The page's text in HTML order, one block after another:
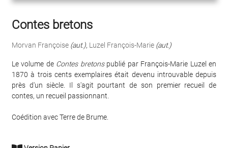
Contes bretons
Morvan Françoise (aut.), Luzel François-Marie (aut.)
Le volume de Contes bretonspublié par François-Marie Luzel en
1870 à trois cents exemplaires était devenu introuvable depuis
près d'un siècle. Il s'agit pourtant de son premier recueil de
contes, un recueil passionnant.
Coédition avec Terre de Brume.